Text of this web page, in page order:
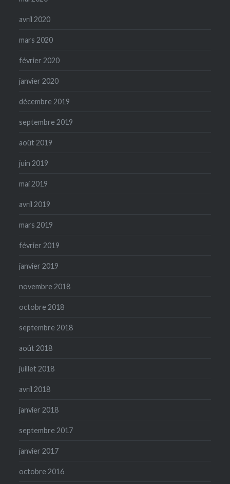
avril 2020
mars 2020
février 2020
janvier 2020
décembre 2019
septembre 2019
août 2019
juin 2019
mai 2019
avril 2019
mars 2019
février 2019
janvier 2019
novembre 2018
octobre 2018
septembre 2018
août 2018
juillet 2018
avril 2018
janvier 2018
septembre 2017
janvier 2017
octobre 2016